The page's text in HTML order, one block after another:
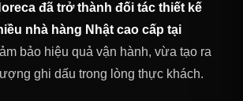
đã trở thành đối tác thiết kế
nhà hàng Nhật cao cấp tại
bảo hiệu quả vận hành, vừa tạo ra
ghi dấu trong lòng thực khách.